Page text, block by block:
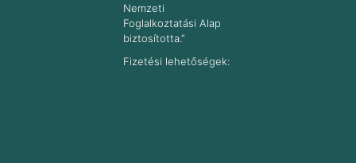
Nemzeti
Foglalkoztatási Alap
biztosította.”
Fizetési lehetőségek: